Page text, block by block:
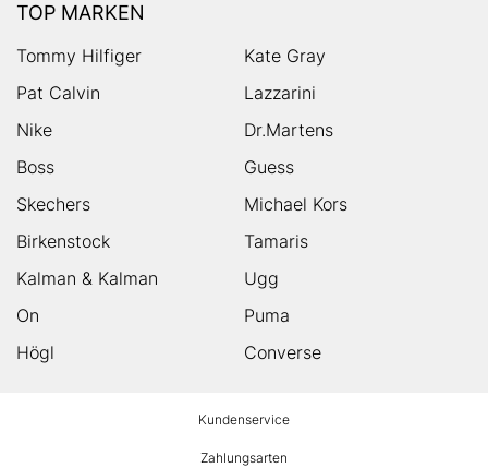
TOP MARKEN
Tommy Hilfiger
Kate Gray
Pat Calvin
Lazzarini
Nike
Dr.Martens
Boss
Guess
Skechers
Michael Kors
Birkenstock
Tamaris
Kalman & Kalman
Ugg
On
Puma
Högl
Converse
Kundenservice
Zahlungsarten